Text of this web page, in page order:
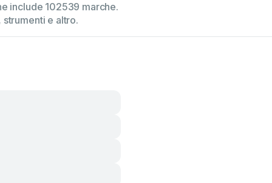
include 102539 marche.
e altro.